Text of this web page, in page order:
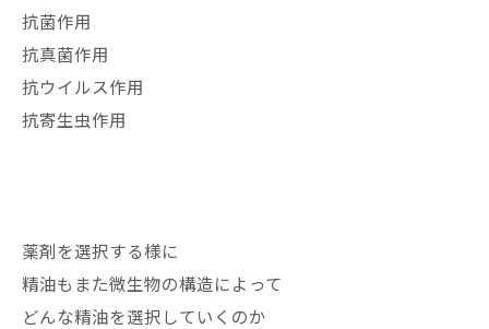
抗菌作用
抗真菌作用
抗ウイルス作用
抗寄生虫作用
薬剤を選択する様に
精油もまた微生物の構造によって
どんな精油を選択していくのか